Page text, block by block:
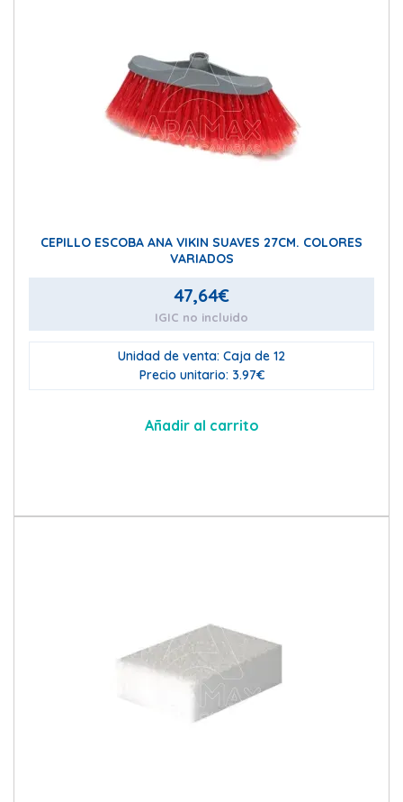
CEPILLO ESCOBA ANA VIKIN SUAVES 27CM. COLORES
VARIADOS
47,64€
IGIC no incluido
Unidad de venta: Caja de 12
Precio unitario: 3.97€
Añadir al carrito